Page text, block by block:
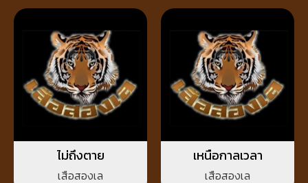
ไม่ถึงตาย
เสือสองเล
เหนือกาลเวลา
เสือสองเล